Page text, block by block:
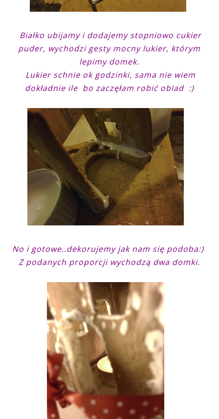
Białko ubijamy i dodajemy stopniowo cukier
puder, wychodzi gesty mocny lukier, którym
lepimy domek.
Lukier schnie ok godzinki, sama nie wiem
dokładnie ile bo zaczęłam robić obiad :)
No i gotowe..dekorujemy jak nam się podoba:)
Z podanych proporcji wychodzą dwa domki.